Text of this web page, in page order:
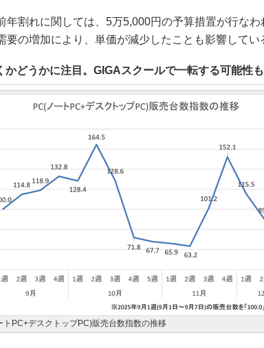
割れに関しては、5万5,000円の予算措置が行なわ
要の増加により、単価が減少したことも影響してい
かどうかに注目。GIGAスクールで一転する可能性も
トPC+デスクトップPC)販売台数指数の推移